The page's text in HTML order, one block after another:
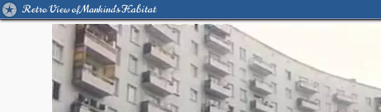
Retro View of Mankind's Habitat